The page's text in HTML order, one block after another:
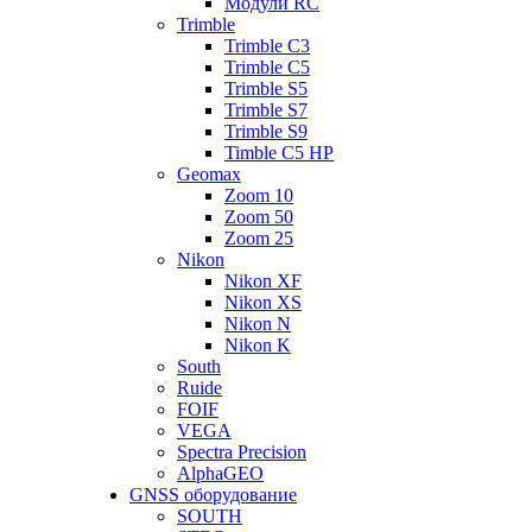
Trimble
Trimble C3
Trimble C5
Trimble S5
Trimble S7
Trimble S9
Timble C5 HP
Geomax
Zoom 10
Zoom 50
Zoom 25
Nikon
Nikon XF
Nikon XS
Nikon N
Nikon K
South
Ruide
FOIF
VEGA
Spectra Precision
AlphaGEO
GNSS оборудование
SOUTH